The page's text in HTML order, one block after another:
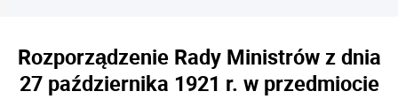
Rozporządzenie Rady Ministrów z dnia
27 października 1921 r. w przedmiocie